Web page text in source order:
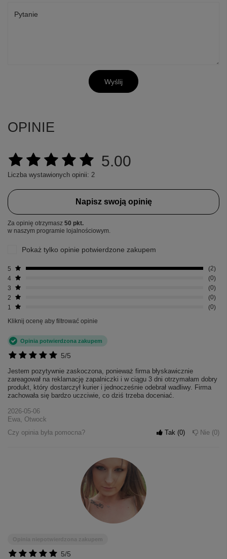
Pytanie
Wyślij
OPINIE
5.00
Liczba wystawionych opinii: 2
Napisz swoją opinię
Za opinię otrzymasz 50 pkt.
w naszym programie lojalnościowym.
Pokaż tylko opinie potwierdzone zakupem
5
2
4
0
3
0
2
0
1
0
Kliknij ocenę aby filtrować opinie
5/5
Opinia potwierdzona zakupem
Jestem pozytywnie zaskoczona, ponieważ firma błyskawicznie
zareagował na reklamację zapalniczki i w ciągu 3 dni otrzymałam dobry
produkt, który dostarczył kurier i jednocześnie odebrał wadliwy. Firma
zachowała się bardzo uczciwie, co dziś trzeba doceniać.
2026-05-06
Ewa, Otwock
Czy opinia była pomocna?
Tak 0 Nie 0
5/5